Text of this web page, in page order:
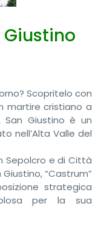
Giustino
Scopritelo con
martire cristiano a
San Giustino è un
nell’Alta Valle del
Sepolcro e di Città
“Castrum”
strategica
per la sua